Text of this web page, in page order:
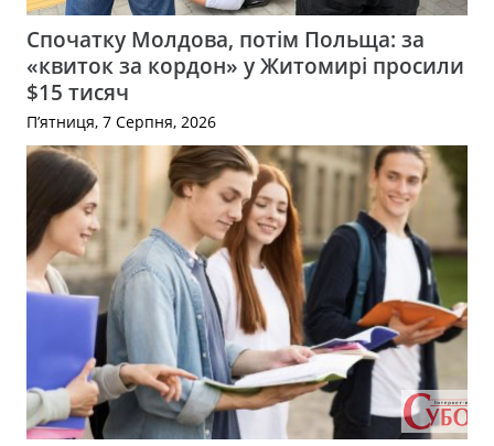
Спочатку Молдова, потім Польща: за
«квиток за кордон» у Житомирі просили
$15 тисяч
П’ятниця, 7 Серпня, 2026